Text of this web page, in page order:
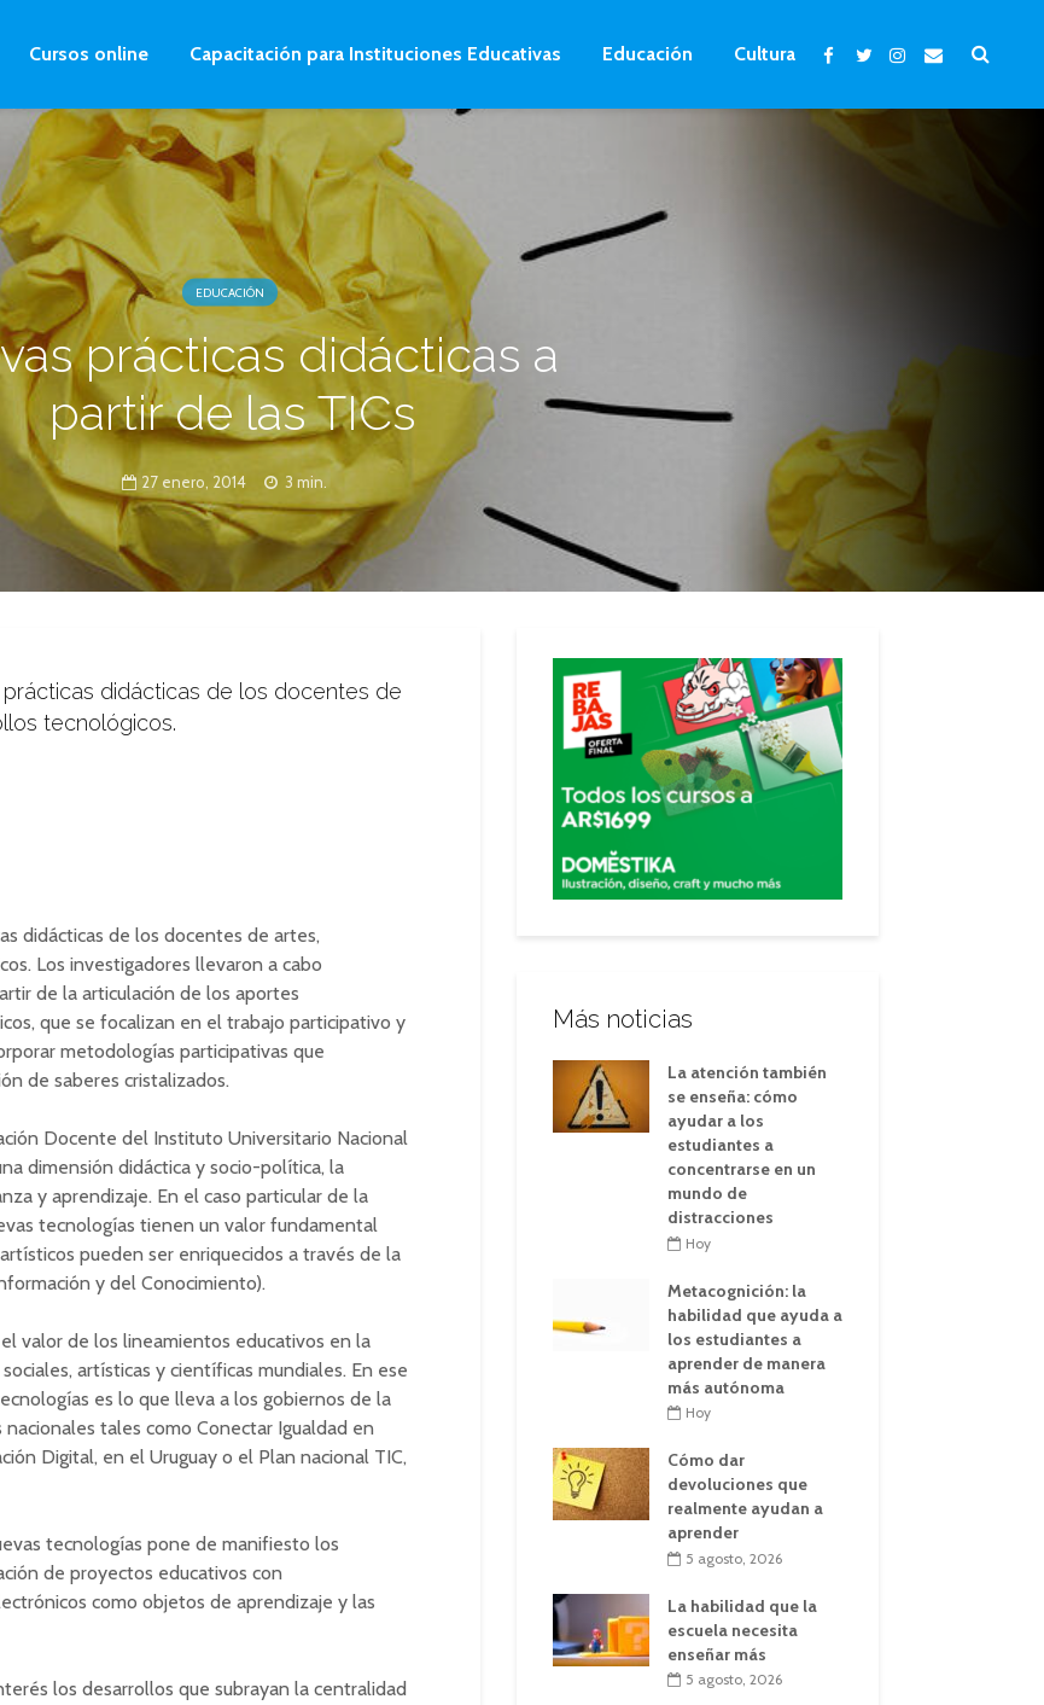
Cursos online Capacitación para Instituciones Educativas Educación Cultura
EDUCACIÓN
prácticas didácticas a
partir de las TICs
27 enero, 2014 3 min.
didácticas de los docentes de
tecnológicos.
didácticas de los docentes de artes,
Los investigadores llevaron a cabo
de la articulación de los aportes
que se focalizan en el trabajo participativo y
metodologías participativas que
de saberes cristalizados.
Docente del Instituto Universitario Nacional
dimensión didáctica y socio-política, la
y aprendizaje. En el caso particular de la
tecnologías tienen un valor fundamental
pueden ser enriquecidos a través de la
y del Conocimiento).
valor de los lineamientos educativos en la
artísticas y científicas mundiales. En ese
es lo que lleva a los gobiernos de la
tales como Conectar Igualdad en
Digital, en el Uruguay o el Plan nacional TIC,
tecnologías pone de manifiesto los
de proyectos educativos con
como objetos de aprendizaje y las
los desarrollos que subrayan la centralidad
Más noticias
La atención también
se enseña: cómo
ayudar a los
estudiantes a
concentrarse en un
mundo de
distracciones
Hoy
Metacognición: la
habilidad que ayuda a
los estudiantes a
aprender de manera
más autónoma
Hoy
Cómo dar
devoluciones que
realmente ayudan a
aprender
5 agosto, 2026
La habilidad que la
escuela necesita
enseñar más
5 agosto, 2026